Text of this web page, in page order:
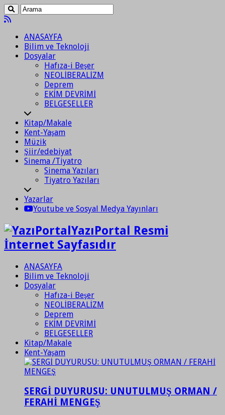
ANASAYFA
Bilim ve Teknoloji
Dosyalar
Hafıza-i Beşer
NEOLİBERALİZM
Deprem
EKİM DEVRİMİ
BELGESELLER
Kitap/Makale
Kent-Yaşam
Müzik
Şiir/edebiyat
Sinema /Tiyatro
Sinema Yazıları
Tiyatro Yazıları
Yazarlar
Youtube ve Sosyal Medya Yayınları
YazıPortal Resmi
İnternet Sayfasıdır
ANASAYFA
Bilim ve Teknoloji
Dosyalar
Hafıza-i Beşer
NEOLİBERALİZM
Deprem
EKİM DEVRİMİ
BELGESELLER
Kitap/Makale
Kent-Yaşam
SERGİ DUYURUSU: UNUTULMUŞ ORMAN /
FERAHİ MENGEŞ